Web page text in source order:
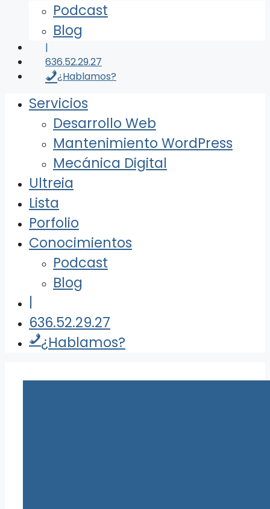
Podcast
Blog
|
636.52.29.27
¿Hablamos?
Servicios
Desarrollo Web
Mantenimiento WordPress
Mecánica Digital
Ultreia
Lista
Porfolio
Conocimientos
Podcast
Blog
|
636.52.29.27
¿Hablamos?